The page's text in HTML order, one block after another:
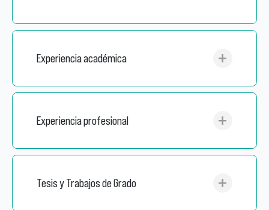
Experiencia académica
Experiencia profesional
Tesis y Trabajos de Grado